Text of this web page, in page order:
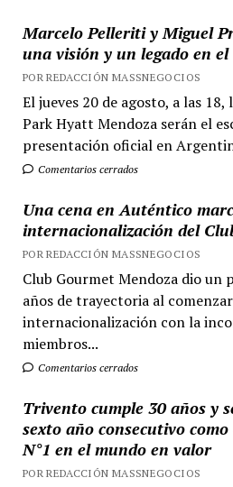
Marcelo Pelleriti y Miguel
una visión y un legado en el
POR REDACCIÓN MASSNEGOCIOS
El jueves 20 de agosto, a las
Park Hyatt Mendoza serán el
presentación oficial en
Comentarios cerrados
Una cena en Auténtico
internacionalización del
POR REDACCIÓN MASSNEGOCIOS
Club Gourmet Mendoza dio un
años de trayectoria al
internacionalización con la
miembros...
Comentarios cerrados
Trivento cumple 30 años y
sexto año consecutivo
N°1 en el mundo en valor
POR REDACCIÓN MASSNEGOCIOS